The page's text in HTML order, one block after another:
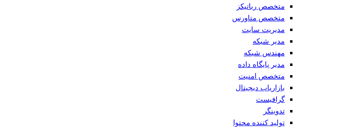
متخصص رباتیکز
متخصص متاورس
مدیریت سایت
مدیر شبکه
مهندس شبکه
مدیر پایگاه داده
متخصص امنیت
بازاریاب دیجیتال
گرافیست
تدوینگر
تولید کننده محتوا